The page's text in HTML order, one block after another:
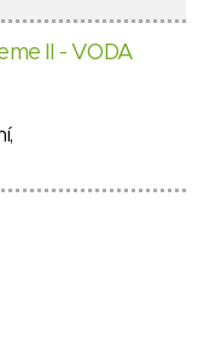
II - VODA